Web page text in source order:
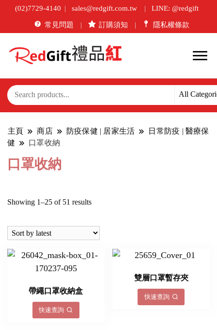
(02)7729-4140 sales@redgift.com.tw LINE: @redgift
常見問題 訂購須知 隱私權條款
主頁 商店 防疫保健 | 居家生活
日常防疫 | 醫療保
健
口罩收納
口罩收納
Showing 1–25 of 51 resultsSorted
latest
帶繩口罩收納盒
快速查詢
雙層口罩暫存夾
快速查詢